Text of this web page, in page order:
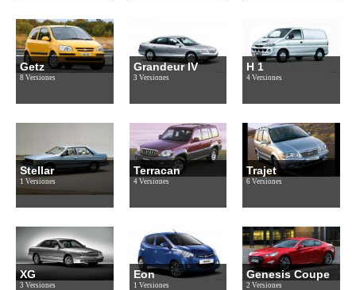
Getz
8 Versiones
Grandeur IV
3 Versiones
H 1
4 Versiones
Stellar
1 Versiones
Terracan
4 Versiones
Trajet
6 Versiones
XG
3 Versiones
Eon
1 Versiones
Genesis Coupe
2 Versiones